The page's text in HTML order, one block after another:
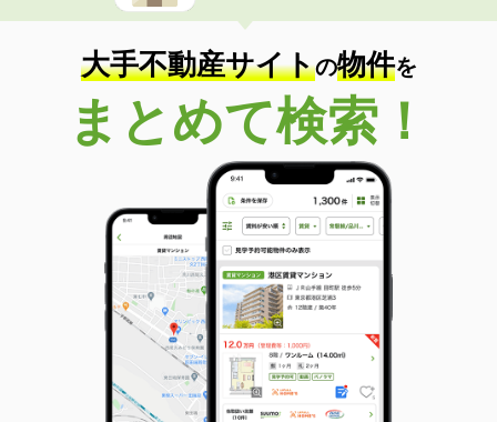
大手不動産サイトの物件を
まとめて検索！